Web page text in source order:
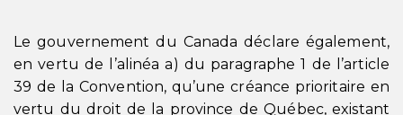
Le gouvernement du Canada déclare également,
en vertu de l’alinéa a) du paragraphe 1 de l’article
39 de la Convention, qu’une créance prioritaire en
vertu du droit de la province de Québec, existant